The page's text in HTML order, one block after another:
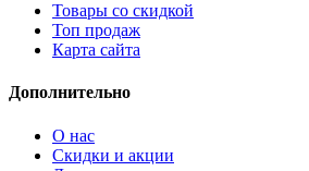
Товары со скидкой
Топ продаж
Карта сайта
Дополнительно
О нас
Скидки и акции